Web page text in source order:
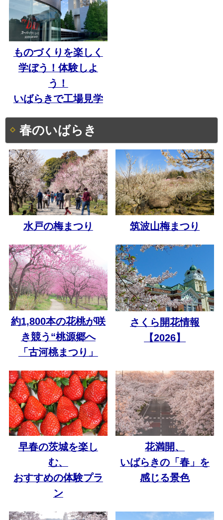
ものづくりを楽しく
学ぼう！体験しよ
う！
いばらきで工場見学
春のいばらき
水戸の梅まつり 筑波山梅まつり
約1,800本の花桃が咲
き競う“桃源郷へ
「古河桃まつり」
さくら開花情報
【2026】
早春の茨城を楽し
む、
おすすめの体験プラ
ン
花満開、
いばらきの「春」を
感じる景色